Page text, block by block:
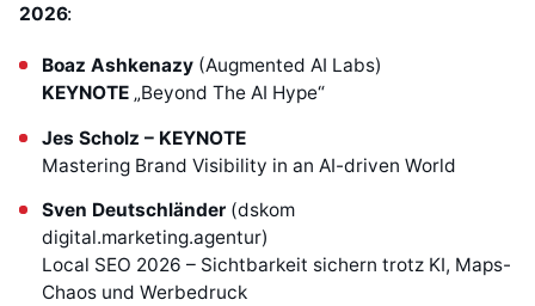
2026:
Boaz Ashkenazy(Augmented AI Labs)
KEYNOTE„Beyond The AI Hype“
Jes Scholz – KEYNOTE
Mastering Brand Visibility in an AI-driven World
Sven Deutschländer(dskom
digital.marketing.agentur)
Local SEO 2026 – Sichtbarkeit sichern trotz KI, Maps-
Chaos und Werbedruck